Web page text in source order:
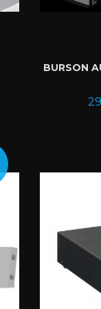
BURSON